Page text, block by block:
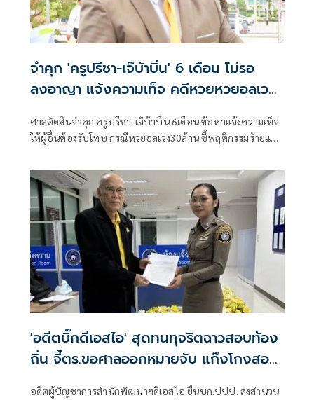
จำคุก 'ครูปรีชา-เจ๊บ้าบิ่น' 6 เดือน ไม่รอ
ลงอาญา แจ้งความเท็จ คดีหวยหวยอลเวง
ศาลตัดสินจำคุก ครูปรีชา-เจ๊บ้าบิ่น 6เดือน ข้อหาแจ้งความเท็จ
ให้ผู้อื่นต้องรับโทษ กรณีหวยอลเวง30ล้าน ชี้พฤติกรรมร้ายแรง
'อดีตบิ๊กดีเอสไอ' สุดทนทุจริตฉาวสอบท้อง
ถิ่น จี้ตร.ขอศาลออกหมายจับ แก๊งโกงสอบ
อดีตผู้บัญชาการสำนักพัฒนาฯดีเอสไอ ยืนบก.ปปป. ส่งสำนวน